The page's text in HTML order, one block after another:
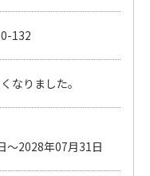
132
なりました。
～2028年07月31日